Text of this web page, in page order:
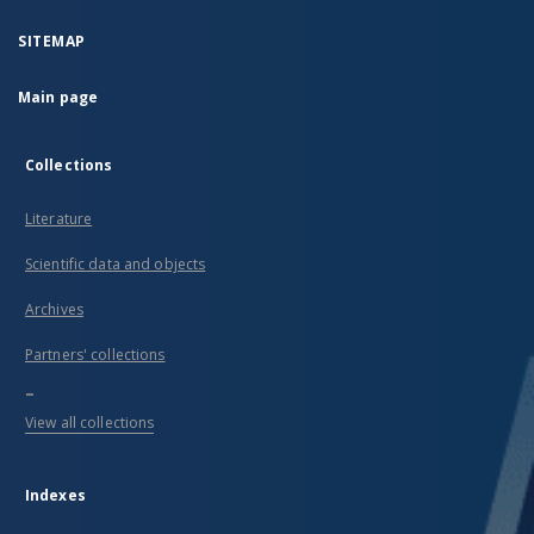
SITEMAP
Main page
Collections
Literature
Scientific data and objects
Archives
Partners' collections
...
View all collections
Indexes